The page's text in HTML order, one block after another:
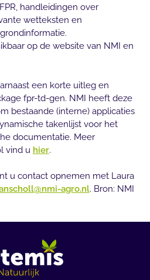
handleidingen over
wetteksten en
op de website van NMI en
een korte uitleg en
fpr-td-gen. NMI heeft deze
bestaande (interne) applicaties
takenlijst voor het
documentatie. Meer
vind u hier.
u contact opnemen met Laura
agro.nl. Bron: NMI